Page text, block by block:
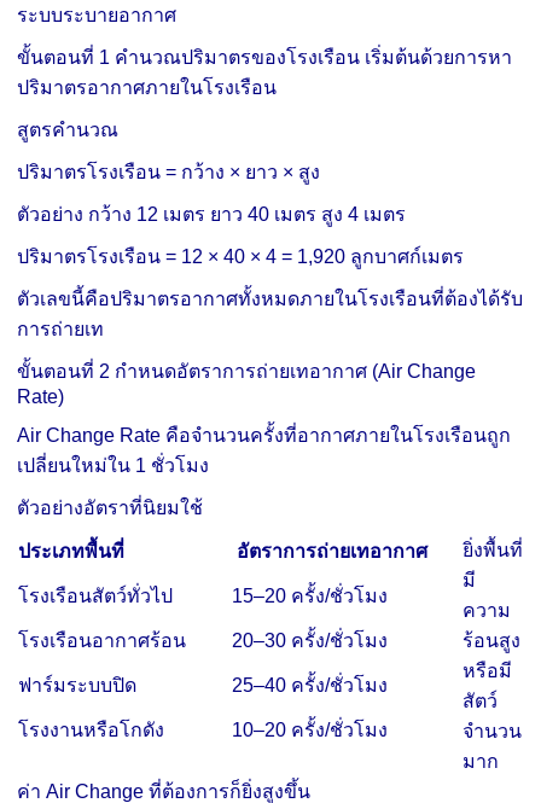
ระบบระบายอากาศ
ขั้นตอนที่ 1 คำนวณปริมาตรของโรงเรือน เริ่มต้นด้วยการหา
ปริมาตรอากาศภายในโรงเรือน
สูตรคำนวณ
ปริมาตรโรงเรือน = กว้าง × ยาว × สูง
ตัวอย่าง กว้าง 12 เมตร ยาว 40 เมตร สูง 4 เมตร
ปริมาตรโรงเรือน = 12 × 40 × 4= 1,920 ลูกบาศก์เมตร
ตัวเลขนี้คือปริมาตรอากาศทั้งหมดภายในโรงเรือนที่ต้องได้รับ
การถ่ายเท
ขั้นตอนที่ 2 กำหนดอัตราการถ่ายเทอากาศ (Air Change
Rate)
Air Change Rate คือจำนวนครั้งที่อากาศภายในโรงเรือนถูก
เปลี่ยนใหม่ใน 1 ชั่วโมง
ตัวอย่างอัตราที่นิยมใช้
ประเภทพื้นที่ อัตราการถ่ายเทอากาศ
โรงเรือนสัตว์ทั่วไป 15–20 ครั้ง/ชั่วโมง
โรงเรือนอากาศร้อน 20–30 ครั้ง/ชั่วโมง
ฟาร์มระบบปิด 25–40 ครั้ง/ชั่วโมง
โรงงานหรือโกดัง 10–20 ครั้ง/ชั่วโมง
ยิ่งพื้นที่
มี
ความ
ร้อนสูง
หรือมี
สัตว์
จำนวน
มาก
ค่า Air Change ที่ต้องการก็ยิ่งสูงขึ้น